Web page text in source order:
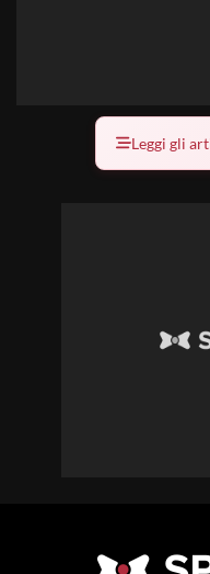
Leggi gli